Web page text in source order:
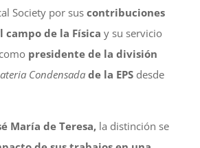
Society por sus contribuciones
de la Física y su servicio
presidente de la división
Condensada de la EPSdesde
María de Teresa,la distinción se